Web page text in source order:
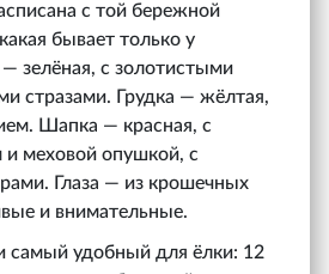
с той бережной
бывает только у
зелёная, с золотистыми
стразами. Грудка — жёлтая,
Шапка — красная, с
меховой опушкой, с
Глаза — из крошечных
и внимательные.
самый удобный для ёлки: 12